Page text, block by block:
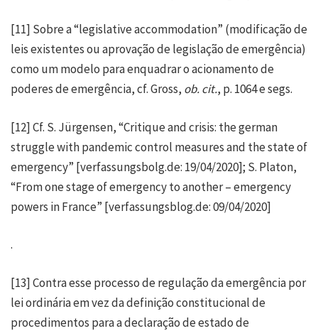
[11] Sobre a “legislative accommodation” (modificação de
leis existentes ou aprovação de legislação de emergência)
como um modelo para enquadrar o acionamento de
poderes de emergência, cf. Gross, ob. cit., p. 1064 e segs.
[12]Cf. S. Jürgensen, “Critique and crisis: the german
struggle with pandemic control measures and the state of
emergency” [verfassungsbolg.de: 19/04/2020]; S. Platon,
“From one stage of emergency to another – emergency
powers in France” [verfassungsblog.de: 09/04/2020]
.
[13]Contra esse processo de regulação da emergência por
lei ordinária em vez da definição constitucional de
procedimentos para a declaração de estado de